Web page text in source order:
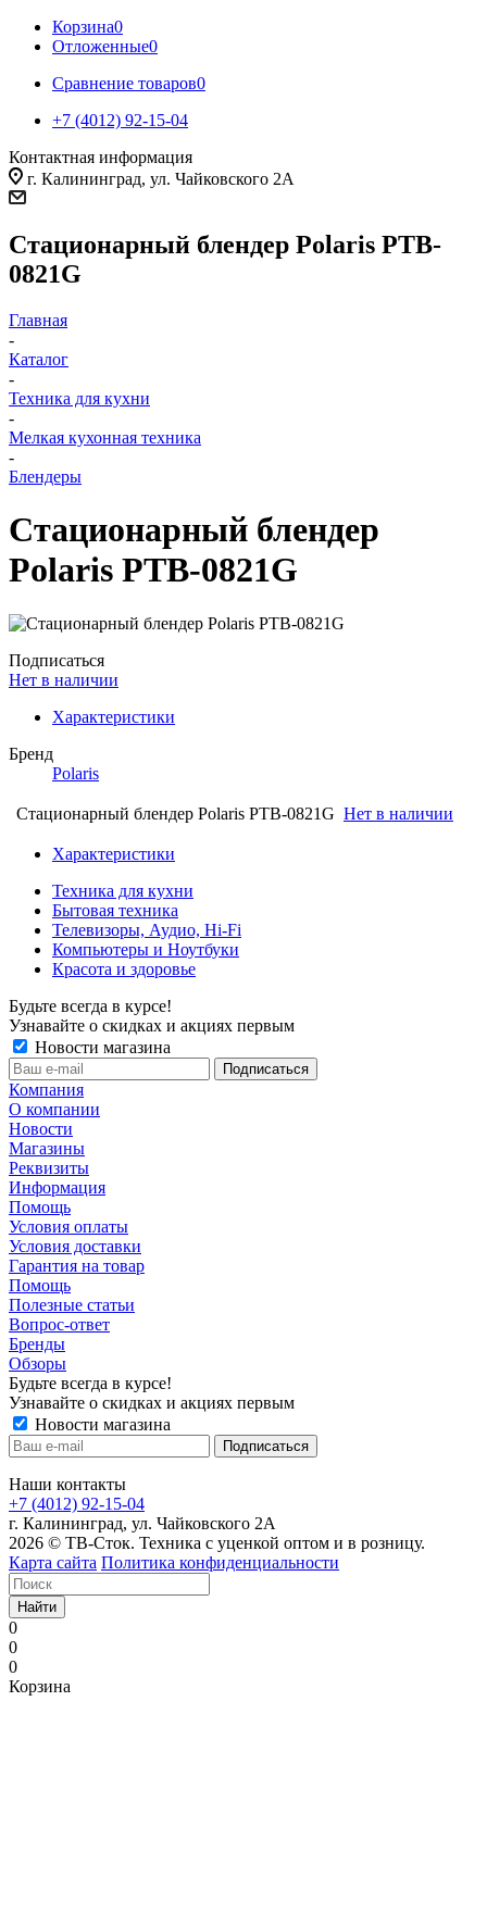
Корзина0
Отложенные0
Сравнение товаров0
+7 (4012) 92-15-04
Контактная информация
г. Калининград, ул. Чайковского 2А
Стационарный блендер Polaris PTB-
0821G
Главная
-
Каталог
-
Техника для кухни
-
Мелкая кухонная техника
-
Блендеры
Стационарный блендер
Polaris PTB-0821G
Подписаться
Нет в наличии
Характеристики
Бренд
Polaris
Стационарный блендер Polaris PTB-0821G Нет в наличии
Характеристики
Техника для кухни
Бытовая техника
Телевизоры, Аудио, Hi-Fi
Компьютеры и Ноутбуки
Красота и здоровье
Будьте всегда в курсе!
Узнавайте о скидках и акциях первым
Новости магазина
Компания
О компании
Новости
Магазины
Реквизиты
Информация
Помощь
Условия оплаты
Условия доставки
Гарантия на товар
Помощь
Полезные статьи
Вопрос-ответ
Бренды
Обзоры
Будьте всегда в курсе!
Узнавайте о скидках и акциях первым
Новости магазина
Наши контакты
+7 (4012) 92-15-04
г. Калининград, ул. Чайковского 2А
2026 © ТВ-Сток. Техника с уценкой оптом и в розницу.
Карта сайта Политика конфиденциальности
Найти
0
0
0
Корзина